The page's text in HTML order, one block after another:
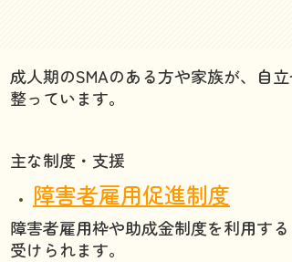
成人期のSMAのある方や家族が、自
整っています。
主な制度・支援
障害者雇用促進制度
障害者雇用枠や助成金制度を利用す
受けられます。